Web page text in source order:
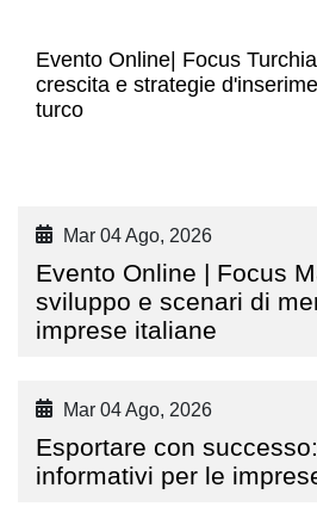
Evento Online| Focus
crescita e strategie
turco
Mar 04 Ago, 2026
Evento Online | Focus
sviluppo e scenari di
imprese italiane
Mar 04 Ago, 2026
Esportare con
informativi per le